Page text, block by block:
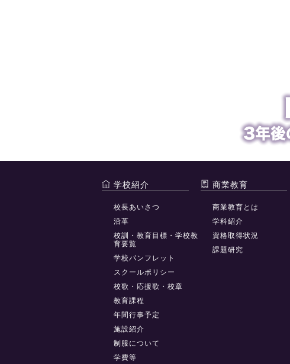
学校紹介
校長あいさつ
沿革
校訓・教育目標・学校教
育要覧
学校パンフレット
スクールポリシー
校歌・応援歌・校章
教育課程
年間行事予定
施設紹介
制服について
学費等
商業教育
商業教育とは
学科紹介
資格取得状況
課題研究